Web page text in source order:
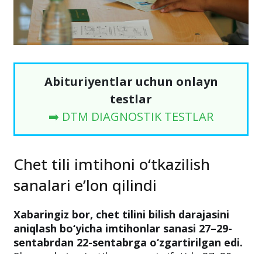
Abituriyentlar uchun onlayn
testlar
➡️ DTM DIAGNOSTIK TESTLAR
Chet tili imtihoni o‘tkazilish
sanalari e’lon qilindi
Xabaringiz bor, chet tilini bilish darajasini
aniqlash bo‘yicha imtihonlar sanasi 27–29-
sentabrdan 22-sentabrga o‘zgartirilgan edi.